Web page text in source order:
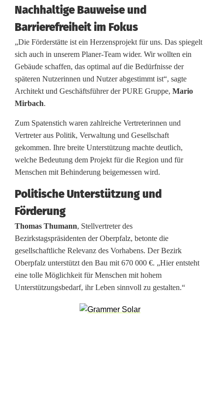
ö
r
d
e
r
s
t
ä
t
t
e
i
n
S
u
l
Nachhaltige Bauweise und
Barrierefreiheit im Fokus
„Die Förderstätte ist ein Herzensprojekt für uns. Das spiegelt
sich auch in unserem Planer-Team wider. Wir wollten ein
Gebäude schaffen, das optimal auf die Bedürfnisse der
späteren Nutzerinnen und Nutzer abgestimmt ist“, sagte
Architekt und Geschäftsführer der PURE Gruppe, Mario
Mirbach.
Zum Spatenstich waren zahlreiche Vertreterinnen und
Vertreter aus Politik, Verwaltung und Gesellschaft
gekommen. Ihre breite Unterstützung machte deutlich,
welche Bedeutung dem Projekt für die Region und für
Menschen mit Behinderung beigemessen wird.
Politische Unterstützung und
Förderung
Thomas Thumann, Stellvertreter des
Bezirkstagspräsidenten der Oberpfalz, betonte die
gesellschaftliche Relevanz des Vorhabens. Der Bezirk
Oberpfalz unterstützt den Bau mit 670 000 €. „Hier entsteht
eine tolle Möglichkeit für Menschen mit hohem
Unterstützungsbedarf, ihr Leben sinnvoll zu gestalten.“